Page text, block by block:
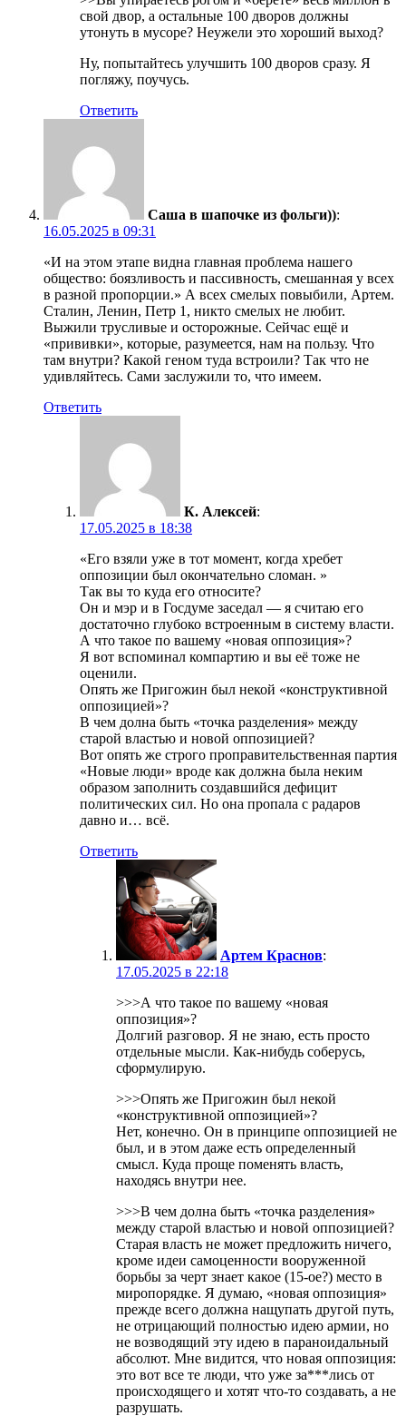
свой двор, а остальные 100 дворов должны
утонуть в мусоре? Неужели это хороший выход?
Ну, попытайтесь улучшить 100 дворов сразу. Я
погляжу, поучусь.
Ответить
Саша в шапочке из фольги)):
16.05.2025 в 09:31
«И на этом этапе видна главная проблема нашего
общество: боязливость и пассивность, смешанная у всех
в разной пропорции.» А всех смелых повыбили, Артем.
Сталин, Ленин, Петр 1, никто смелых не любит.
Выжили трусливые и осторожные. Сейчас ещё и
«прививки», которые, разумеется, нам на пользу. Что
там внутри? Какой геном туда встроили? Так что не
удивляйтесь. Сами заслужили то, что имеем.
Ответить
К. Алексей:
17.05.2025 в 18:38
«Его взяли уже в тот момент, когда хребет
оппозиции был окончательно сломан. »
Так вы то куда его относите?
Он и мэр и в Госдуме заседал — я считаю его
достаточно глубоко встроенным в систему власти.
А что такое по вашему «новая оппозиция»?
Я вот вспоминал компартию и вы её тоже не
оценили.
Опять же Пригожин был некой «конструктивной
оппозицией»?
В чем долна быть «точка разделения» между
старой властью и новой оппозицией?
Вот опять же строго проправительственная партия
«Новые люди» вроде как должна была неким
образом заполнить создавшийся дефицит
политических сил. Но она пропала с радаров
давно и… всё.
Ответить
Артем Краснов:
17.05.2025 в 22:18
>>>А что такое по вашему «новая
оппозиция»?
Долгий разговор. Я не знаю, есть просто
отдельные мысли. Как-нибудь соберусь,
сформулирую.
>>>Опять же Пригожин был некой
«конструктивной оппозицией»?
Нет, конечно. Он в принципе оппозицией не
был, и в этом даже есть определенный
смысл. Куда проще поменять власть,
находясь внутри нее.
>>>В чем долна быть «точка разделения»
между старой властью и новой оппозицией?
Старая власть не может предложить ничего,
кроме идеи самоценности вооруженной
борьбы за черт знает какое (15-ое?) место в
миропорядке. Я думаю, «новая оппозиция»
прежде всего должна нащупать другой путь,
не отрицающий полностью идею армии, но
не возводящий эту идею в параноидальный
абсолют. Мне видится, что новая оппозиция:
это вот все те люди, что уже за***лись от
происходящего и хотят что-то создавать, а не
разрушать.